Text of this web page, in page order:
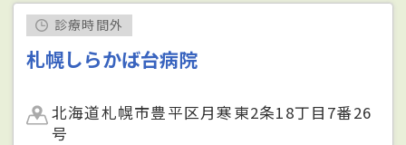
診療時間外
札幌しらかば台病院
北海道札幌市豊平区月寒東2条18丁目7番26
号